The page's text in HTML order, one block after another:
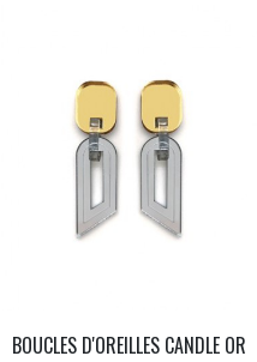
BOUCLES D'OREILLES CANDLE OR